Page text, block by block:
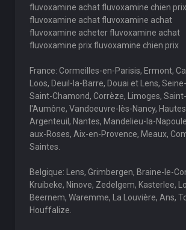
fluvoxamine achat fluvoxamine chien prix
fluvoxamine achat fluvoxamine achat
fluvoxamine acheter fluvoxamine achat
fluvoxamine prix fluvoxamine chien prix
France: Cormeilles-en-Parisis, Ermont,
Loos, Deuil-la-Barre, Douai et Lens,
Saint-Chamond, Corrèze, Limoges,
l'Aumône, Vandoeuvre-lès-Nancy,
Argenteuil, Nantes, Mandelieu-la-
aux-Roses, Aix-en-Provence, Meaux,
Saintes.
Belgique: Lens, Grimbergen, Braine-le-
Kruibeke, Ninove, Zedelgem, Kasterlee,
Beernem, Waremme, La Louvière, Ans,
Houffalize.